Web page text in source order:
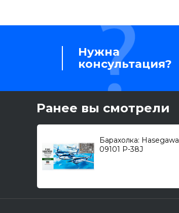
Нужна
консультация?
Ранее вы смотрели
Барахолка: Hasegawa
09101 P-38J